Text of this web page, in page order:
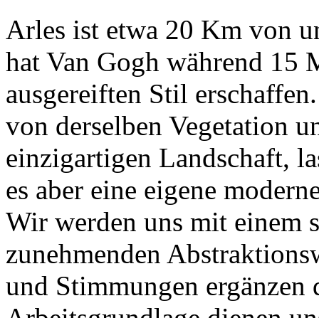
Arles ist etwa 20 Km von
hat Van Gogh während 15
ausgereiften Stil
von derselben Vegetation
einzigartigen Landschaft,
es aber eine eigene
Wir werden uns mit einem
zunehmenden
und Stimmungen